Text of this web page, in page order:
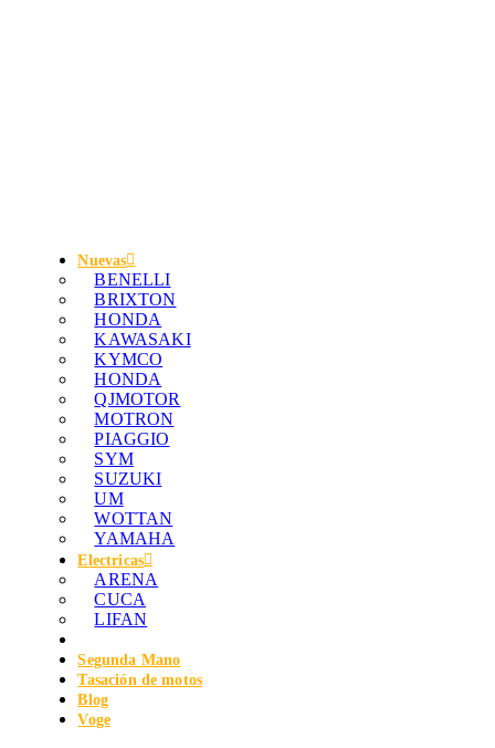
Nuevas
BENELLI
BRIXTON
HONDA
KAWASAKI
KYMCO
HONDA
QJMOTOR
MOTRON
PIAGGIO
SYM
SUZUKI
UM
WOTTAN
YAMAHA
Electricas
ARENA
CUCA
LIFAN
Segunda Mano
Tasación de motos
Blog
Voge